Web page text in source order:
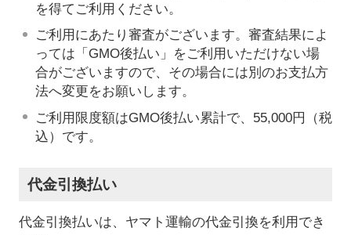
を得てご利用ください。
ご利用にあたり審査がございます。審査結果によ
っては「GMO後払い」をご利用いただけない場
合がございますので、その場合には別のお支払方
法へ変更をお願いします。
ご利用限度額はGMO後払い累計で、55,000円（税
込）です。
代金引換払い
代金引換払いは、ヤマト運輸の代金引換を利用でき